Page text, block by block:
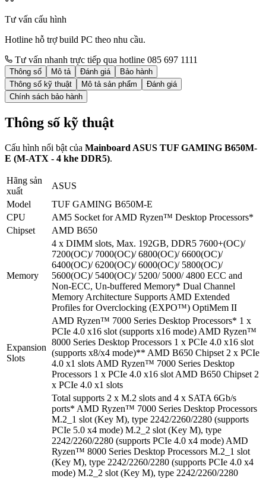
Tư vấn cấu hình
Hotline hỗ trợ build PC theo nhu cầu.
Tư vấn nhanh trực tiếp qua hotline 085 697 1111
Thông số Mô tả Đánh giá
Bảo hành
Thông số kỹ thuật
Mô tả sản phẩm
Đánh giá
Chính sách bảo hành
Thông số kỹ thuật
Cấu hình nổi bật của Mainboard ASUS TUF GAMING B650M-
E (M-ATX - 4 khe DDR5).
Hãng sản
xuất
ASUS
Model
TUF GAMING B650M-E
CPU
AM5 Socket for AMD Ryzen™ Desktop Processors*
Chipset
AMD B650
Memory
4 x DIMM slots, Max. 192GB, DDR5 7600+(OC)/
7200(OC)/ 7000(OC)/ 6800(OC)/ 6600(OC)/
6400(OC)/ 6200(OC)/ 6000(OC)/ 5800(OC)/
5600(OC)/ 5400(OC)/ 5200/ 5000/ 4800 ECC and
Non-ECC, Un-buffered Memory* Dual Channel
Memory Architecture Supports AMD Extended
Profiles for Overclocking (EXPO™) OptiMem II
Expansion
Slots
AMD Ryzen™ 7000 Series Desktop Processors* 1 x
PCIe 4.0 x16 slot (supports x16 mode) AMD Ryzen™
8000 Series Desktop Processors 1 x PCIe 4.0 x16 slot
(supports x8/x4 mode)** AMD B650 Chipset 2 x PCIe
4.0 x1 slots AMD Ryzen™ 7000 Series Desktop
Processors 1 x PCIe 4.0 x16 slot AMD B650 Chipset 2
x PCIe 4.0 x1 slots
Total supports 2 x M.2 slots and 4 x SATA 6Gb/s
ports* AMD Ryzen™ 7000 Series Desktop Processors
M.2_1 slot (Key M), type 2242/2260/2280 (supports
PCIe 5.0 x4 mode) M.2_2 slot (Key M), type
2242/2260/2280 (supports PCIe 4.0 x4 mode) AMD
Ryzen™ 8000 Series Desktop Processors M.2_1 slot
(Key M), type 2242/2260/2280 (supports PCIe 4.0 x4
mode) M.2_2 slot (Key M), type 2242/2260/2280